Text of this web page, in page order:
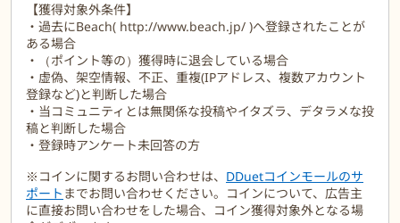
【獲得対象外条件】
・過去にBeach( http://www.beach.jp/ )へ登録されたことが
ある場合
・（ポイント等の）獲得時に退会している場合
・虚偽、架空情報、不正、重複(IPアドレス、複数アカウント
登録など)と判断した場合
・当コミュニティとは無関係な投稿やイタズラ、デタラメな投
稿と判断した場合
・登録時アンケート未回答の方
※コインに関するお問い合わせは、 DDuetコインモールのサ
ポート までお問い合わせください。コインについて、広告主
に直接お問い合わせをした場合、コイン獲得対象外となる場